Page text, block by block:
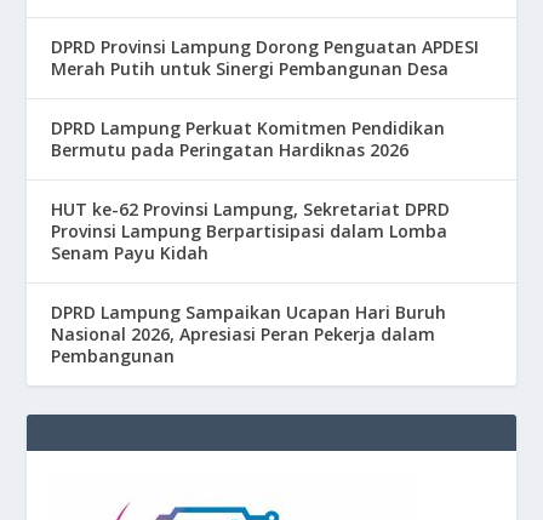
DPRD Provinsi Lampung Dorong Penguatan APDESI
Merah Putih untuk Sinergi Pembangunan Desa
DPRD Lampung Perkuat Komitmen Pendidikan
Bermutu pada Peringatan Hardiknas 2026
HUT ke-62 Provinsi Lampung, Sekretariat DPRD
Provinsi Lampung Berpartisipasi dalam Lomba
Senam Payu Kidah
DPRD Lampung Sampaikan Ucapan Hari Buruh
Nasional 2026, Apresiasi Peran Pekerja dalam
Pembangunan